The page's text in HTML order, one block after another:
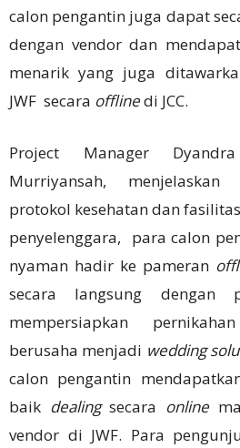
calon pengantin juga dapat
dengan vendor dan
menarik yang juga
JWF secara offlinedi JCC.
Project Manager
Murriyansah,
protokol kesehatan dan
penyelenggara, para calon
nyaman hadir ke pameran
secara langsung dengan
mempersiapkan
berusaha menjadi wedding
calon pengantin
baik dealingsecara online
vendor di JWF. Para